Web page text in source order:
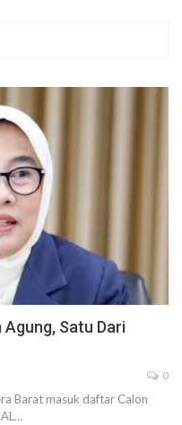
Agung, Satu Dari
0
Barat masuk daftar Calon